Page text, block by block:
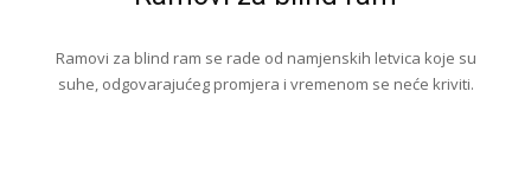
Ramovi za blind ram se rade od namjenskih letvica koje su
suhe, odgovarajućeg promjera i vremenom se neće kriviti.